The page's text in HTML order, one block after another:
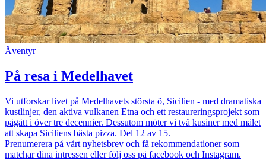
Äventyr
På resa i Medelhavet
Vi utforskar livet på Medelhavets största ö, Sicilien - med dramatiska
kustlinjer, den aktiva vulkanen Etna och ett restaureringsprojekt som
pågått i över tre decennier. Dessutom möter vi två kusiner med målet
att skapa Siciliens bästa pizza. Del 12 av 15.
Prenumerera på vårt nyhetsbrev och få rekommendationer som
matchar dina intressen eller följ oss på facebook och Instagram.